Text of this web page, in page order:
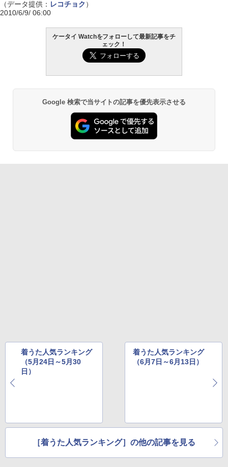
（データ提供： レコチョク ）
2010/6/9/ 06:00
ケータイ Watchをフォローして最新記事をチ
ェック！
Google 検索で当サイトの記事を優先表示させる
着うた人気ランキング
（5月24日～5月30
日）
着うた人気ランキング
（6月7日～6月13日）
［着うた人気ランキング］の他の記事を見る